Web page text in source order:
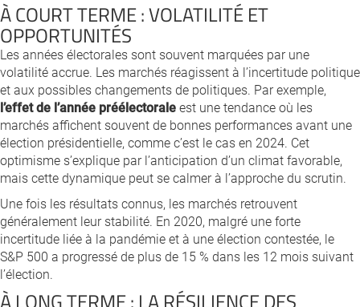
À COURT TERME : VOLATILITÉ ET
OPPORTUNITÉS
Les années électorales sont souvent marquées par une
volatilité accrue. Les marchés réagissent à l’incertitude politique
et aux possibles changements de politiques. Par exemple,
l’effet de l’année préélectoraleest une tendance où les
marchés affichent souvent de bonnes performances avant une
élection présidentielle, comme c’est le cas en 2024. Cet
optimisme s’explique par l’anticipation d’un climat favorable,
mais cette dynamique peut se calmer à l’approche du scrutin.
Une fois les résultats connus, les marchés retrouvent
généralement leur stabilité. En 2020, malgré une forte
incertitude liée à la pandémie et à une élection contestée, le
S&P 500 a progressé de plus de 15 % dans les 12 mois suivant
l’élection.
À LONG TERME : LA RÉSILIENCE DES